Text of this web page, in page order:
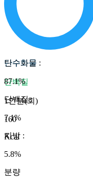
탄수화물
단백질
1인분(회)
160
Kcal
탄수화물 :
87.1%
단백질:
7.1%
지방 :
5.8%
분량